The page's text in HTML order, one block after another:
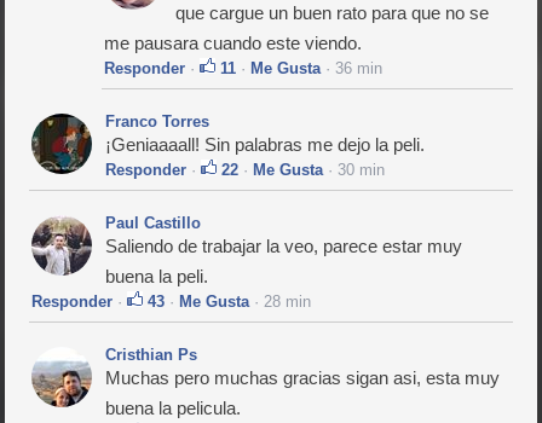
que cargue un buen rato para que no se
me pausara cuando este viendo.
Responder · 11 · Me Gusta· 36 min
Franco Torres
¡Geniaaaall! Sin palabras me dejo la peli.
Responder · 22 · Me Gusta· 30 min
Paul Castillo
Saliendo de trabajar la veo, parece estar muy
buena la peli.
Responder · 43 · Me Gusta· 28 min
Cristhian Ps
Muchas pero muchas gracias sigan asi, esta muy
buena la pelicula.